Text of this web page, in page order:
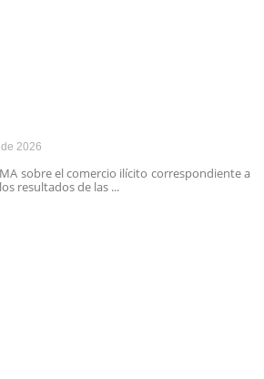
2026
sobre el comercio ilícito correspondiente a
resultados de las ...